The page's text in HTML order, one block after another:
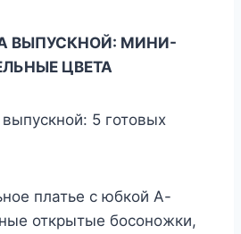
ВЫПУСКНОЙ: МИНИ-
ЦВЕТА
платье с юбкой А-
открытые босоножки,